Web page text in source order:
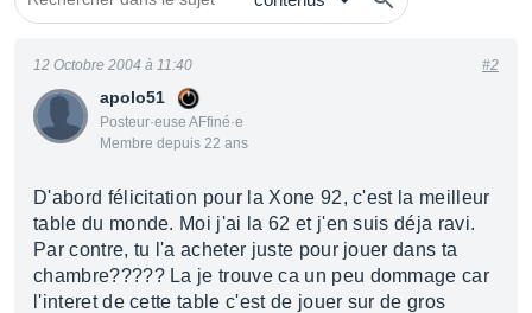
apolo51
Posteur·euse AFfiné·e
Membre depuis 22 ans
12 Octobre 2004 à 11:40 #2
D'abord félicitation pour la Xone 92, c'est la meilleur
table du monde. Moi j'ai la 62 et j'en suis déja ravi.
Par contre, tu l'a acheter juste pour jouer dans ta
chambre????? La je trouve ca un peu dommage car
l'interet de cette table c'est de jouer sur de gros